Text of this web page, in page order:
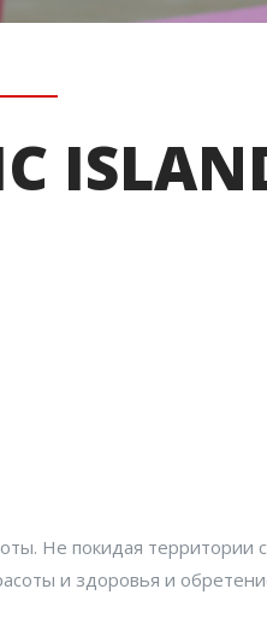
Не покидая территории
и здоровья и